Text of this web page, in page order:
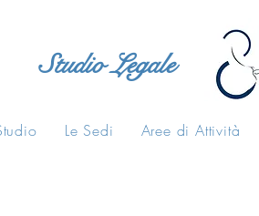
Studio Legale
Le Sedi Aree di Attività